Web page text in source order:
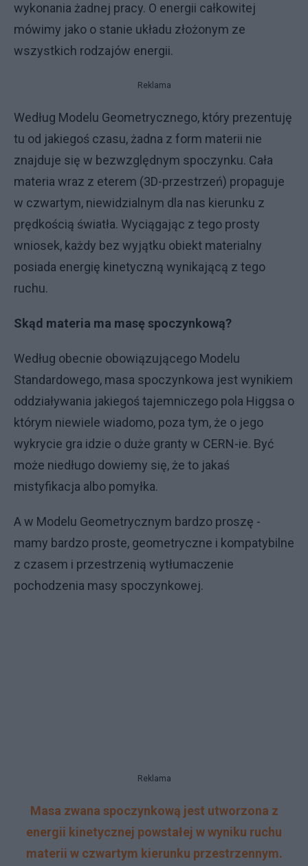
wykonania żadnej pracy. O energii całkowitej
mówimy jako o stanie układu złożonym ze
wszystkich rodzajów energii.
Reklama
Według Modelu Geometrycznego, który prezentuję
tu od jakiegoś czasu, żadna z form materii nie
znajduje się w bezwzględnym spoczynku. Cała
materia wraz z eterem (3D-przestrzeń) propaguje
w czwartym, niewidzialnym dla nas kierunku z
prędkością światła. Wyciągając z tego prosty
wniosek, każdy bez wyjątku obiekt materialny
posiada energię kinetyczną wynikającą z tego
ruchu.
Skąd materia ma masę spoczynkową?
Według obecnie obowiązującego Modelu
Standardowego, masa spoczynkowa jest wynikiem
oddziaływania jakiegoś tajemniczego pola Higgsa o
którym niewiele wiadomo, poza tym, że o jego
wykrycie gra idzie o duże granty w CERN-ie. Być
może niedługo dowiemy się, że to jakaś
mistyfikacja albo pomyłka.
A w Modelu Geometrycznym bardzo proszę -
mamy bardzo proste, geometryczne i kompatybilne
z czasem i przestrzenią wytłumaczenie
pochodzenia masy spoczynkowej.
Reklama
Masa zwana spoczynkową jest utworzona z
energii kinetycznej powstałej w wyniku ruchu
materii w czwartym kierunku przestrzennym.